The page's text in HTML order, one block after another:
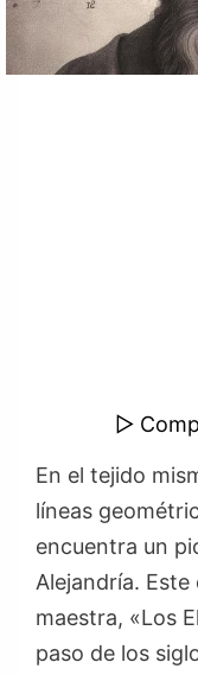
▷
En el tejido
líneas
encuentra un
Alejandría.
maestra, «Los
paso de los